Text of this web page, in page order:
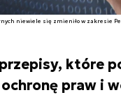
niewiele się zmieniło w zakresie
które
praw i